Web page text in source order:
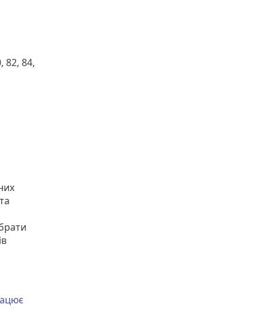
82, 84,
та